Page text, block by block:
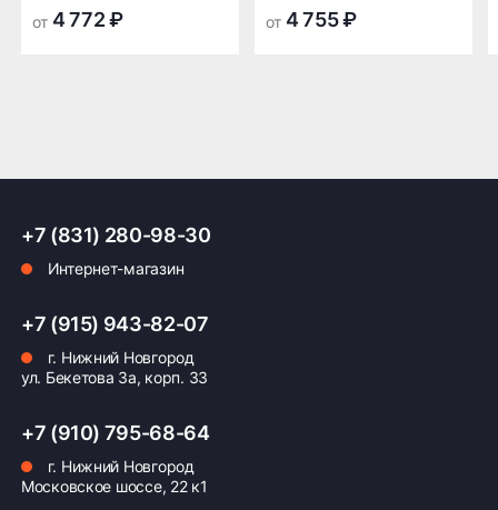
транспортной
компании в Нижнем
транспортной
компании в Нижнем
Оплата заказа
также доступно оформление кредита и
формирование счёта для Юр.Лица
ПОДРОБНЕЕ ОБ ОПЛАТЕ
от 4 772 ₽ от 4 755 ₽
+7 (831) 280-98-30
Интернет-магазин
+7 (915) 943-82-07
г. Нижний Новгород
ул. Бекетова 3а, корп. 33
+7 (910) 795-68-64
г. Нижний Новгород
Московское шоссе, 22 к1